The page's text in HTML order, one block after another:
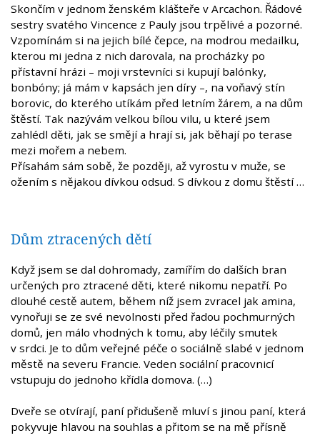
Skončím v jednom ženském klášteře v Arcachon. Řádové
sestry svatého Vincence z Pauly jsou trpělivé a pozorné.
Vzpomínám si na jejich bílé čepce, na modrou medailku,
kterou mi jedna z nich darovala, na procházky po
přístavní hrázi – moji vrstevníci si kupují balónky,
bonbóny; já mám v kapsách jen díry –, na voňavý stín
borovic, do kterého utíkám před letním žárem, a na dům
štěstí. Tak nazývám velkou bílou vilu, u které jsem
zahlédl děti, jak se smějí a hrají si, jak běhají po terase
mezi mořem a nebem.
Přísahám sám sobě, že později, až vyrostu v muže, se
ožením s nějakou dívkou odsud. S dívkou z domu štěstí …
Dům ztracených dětí
Když jsem se dal dohromady, zamířím do dalších bran
určených pro ztracené děti, které nikomu nepatří. Po
dlouhé cestě autem, během níž jsem zvracel jak amina,
vynořuji se ze své nevolnosti před řadou pochmurných
domů, jen málo vhodných k tomu, aby léčily smutek
v srdci. Je to dům veřejné péče o sociálně slabé v jednom
městě na severu Francie. Veden sociální pracovnicí
vstupuju do jednoho křídla domova. (…)
Dveře se otvírají, paní přidušeně mluví s jinou paní, která
pokyvuje hlavou na souhlas a přitom se na mě přísně